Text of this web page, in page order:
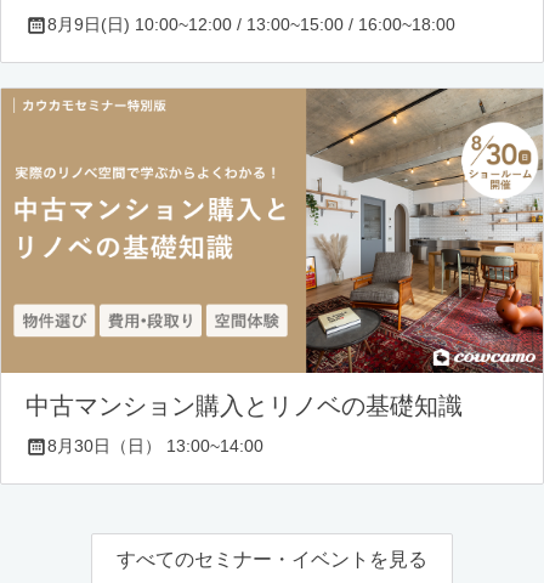
8月9日(日) 10:00~12:00 / 13:00~15:00 / 16:00~18:00
中古マンション購入とリノベの基礎知識
8月30日（日） 13:00~14:00
すべてのセミナー・イベントを見る